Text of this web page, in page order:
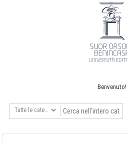
Benvenuto!